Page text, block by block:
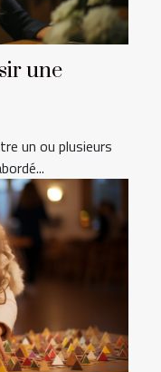
une
un ou plusieurs